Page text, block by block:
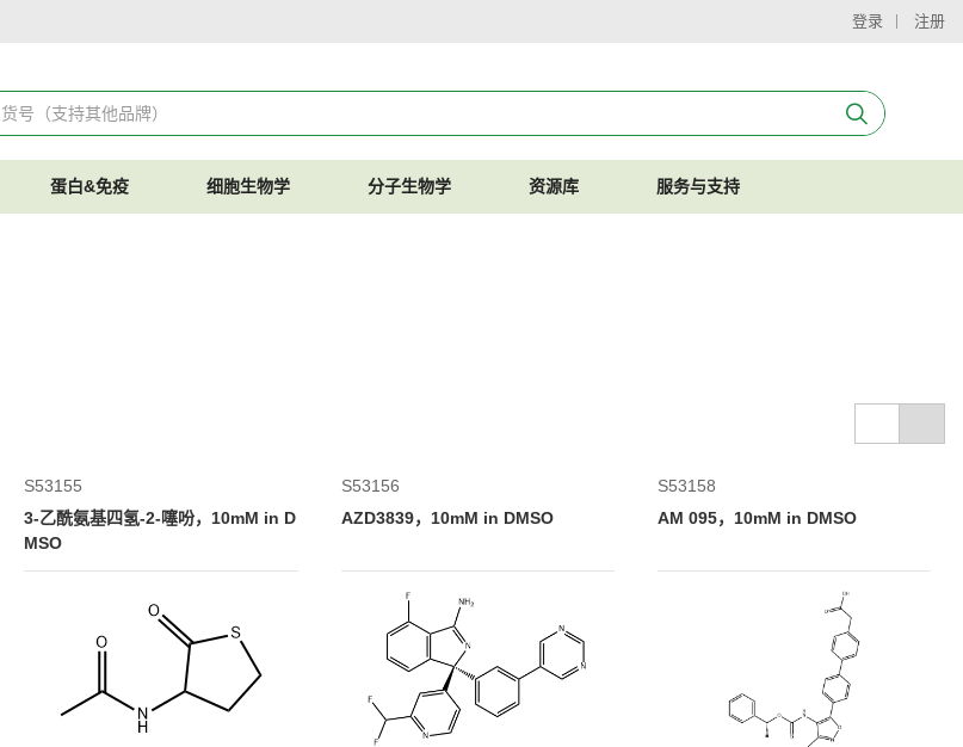
登录 注册
蛋白&免疫 细胞生物学 分子生物学 资源库 服务与支持
S53155
3-乙酰氨基四氢-2-噻吩，10mM in D
MSO
S53156
AZD3839，10mM in DMSO
S53158
AM 095，10mM in DMSO